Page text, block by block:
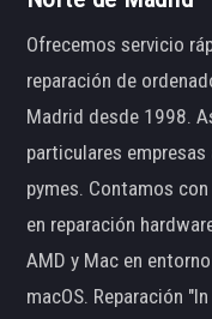
Ofrecemos servicio
reparación de
Madrid desde 1998.
particulares
pymes. Contamos
en reparación
AMD y Mac en
macOS. Reparación